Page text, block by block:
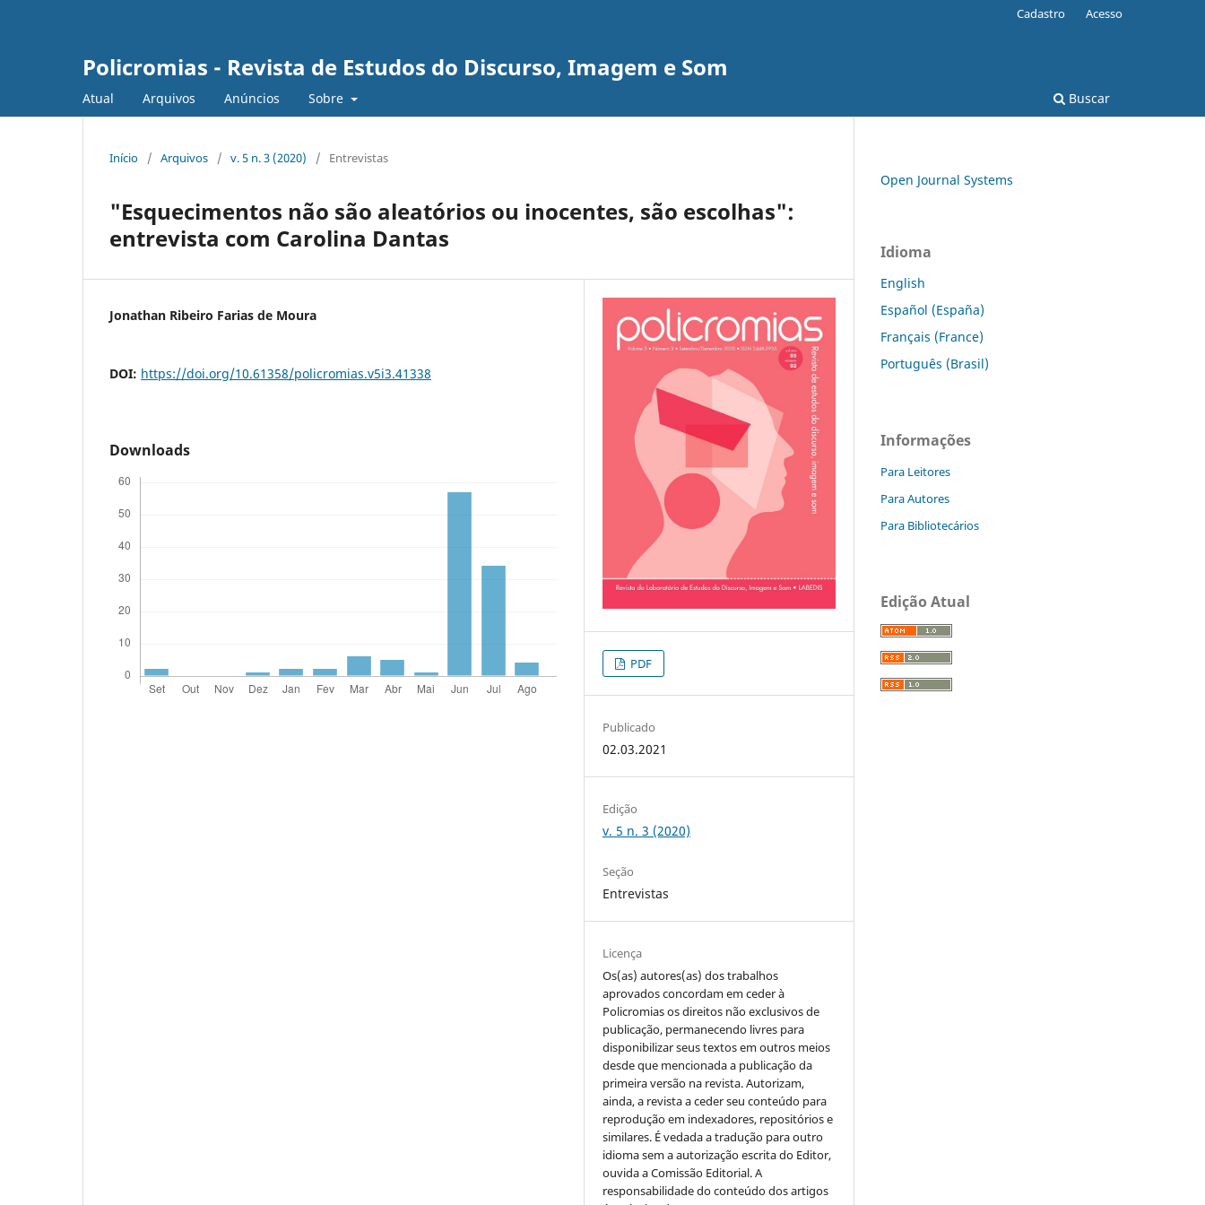
Policromias - Revista de Estudos do Discurso, Imagem e Som
Atual Arquivos Anúncios Sobre Buscar
Cadastro Acesso
Início / Arquivos / v. 5 n. 3 (2020) / Entrevistas
"Esquecimentos não são aleatórios ou inocentes, são escolhas":
entrevista com Carolina Dantas
Jonathan Ribeiro Farias de Moura
DOI: https://doi.org/10.61358/policromias.v5i3.41338
Downloads
PDF
Publicado
02.03.2021
Edição
v. 5 n. 3 (2020)
Seção
Entrevistas
Licença
Os(as) autores(as) dos trabalhos
aprovados concordam em ceder à
Policromias os direitos não exclusivos de
publicação, permanecendo livres para
disponibilizar seus textos em outros meios
desde que mencionada a publicação da
primeira versão na revista. Autorizam,
ainda, a revista a ceder seu conteúdo para
reprodução em indexadores, repositórios e
similares. É vedada a tradução para outro
idioma sem a autorização escrita do Editor,
ouvida a Comissão Editorial. A
responsabilidade do conteúdo dos artigos
Open Journal Systems
Idioma
English
Español (España)
Français (France)
Português (Brasil)
Informações
Para Leitores
Para Autores
Para Bibliotecários
Edição Atual